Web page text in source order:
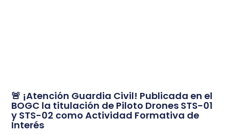
🚨 ¡Atención Guardia Civil! Publicada en el
BOGC la titulación de Piloto Drones STS-01
y STS-02 como Actividad Formativa de
Interés